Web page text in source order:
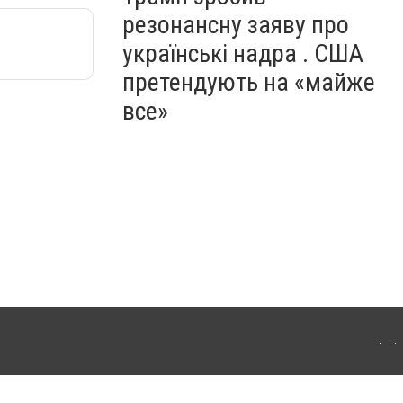
резонансну заяву про
українські надра . США
претендують на «майже
все»